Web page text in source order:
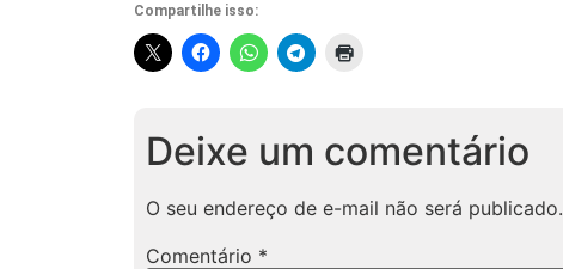
Compartilhe isso:
Deixe um comentário
O seu endereço de e-mail não será publicado.
Comentário *